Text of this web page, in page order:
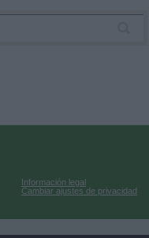
Información legal
Cambiar ajustes de privacidad